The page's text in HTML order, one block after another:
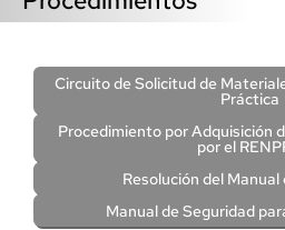
Circuito de Solicitud de
Práctica
Procedimiento por Adquisición
por el
Resolución del
Manual de Seguridad